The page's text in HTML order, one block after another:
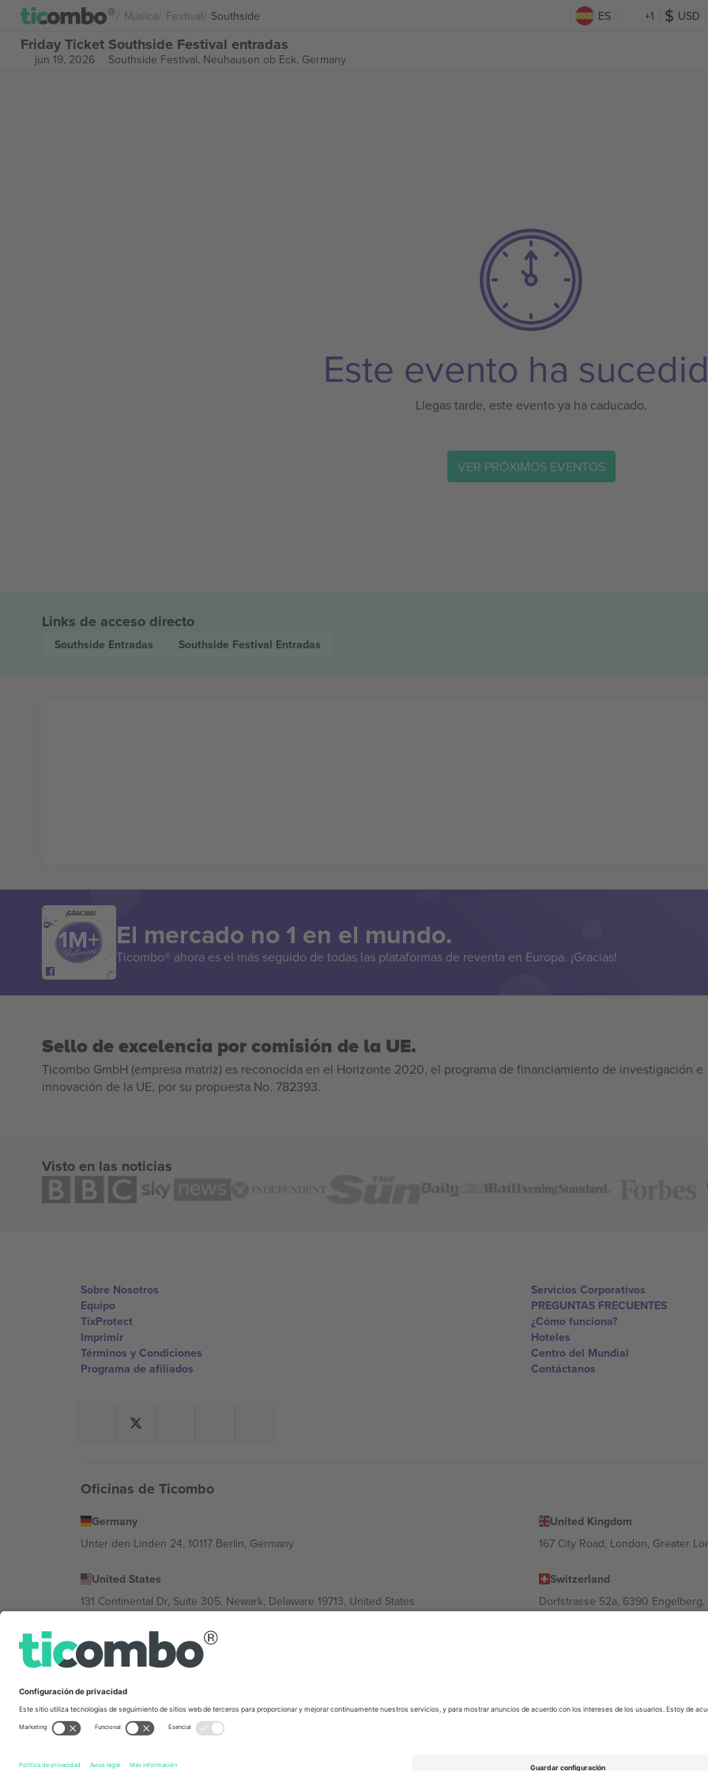
Música Festival Southside ES +1 USD
Friday Ticket Southside Festival entradas
jun 19, 2026 Southside Festival, Neuhausen ob Eck, Germany
Este evento ha
Llegas tarde, este evento ya ha caducado.
VER PRÓXIMOS EVENTOS
Links de acceso directo
Southside Entradas Southside Festival Entradas
¡GRACIAS!
El mercado no 1 en el mundo.
Ticombo® ahora es el más seguido de todas las plataformas de reventa en Europa. ¡Gracias!
Sello de excelencia por comisión de la UE.
Ticombo GmbH (empresa matriz) es reconocida en el Horizonte 2020, el programa de financiamiento de investigación e
innovación de la UE, por su propuesta No. 782393.
Visto en las noticias
Sobre Nosotros
Equipo
TixProtect
Imprimir
Términos y Condiciones
Programa de afiliados
Servicios Corporativos
PREGUNTAS FRECUENTES
¿Cómo funciona?
Hoteles
Centro del Mundial
Contáctanos
Oficinas de Ticombo
Germany
Unter den Linden 24, 10117 Berlin, Germany
United Kingdom
167 City Road, London, Greater
United States
131 Continental Dr, Suite 305, Newark, Delaware 19713, United States
Switzerland
Dorfstrasse 52a, 6390
Bulgaria
Regus Sofia City West, bul Totleben 53-55, 1606 Sofia, Bulgaria
Mexico
Av Chapultepec 360, Roma Norte, Cuauhtémoc, 06700 Ciudad de México, CDMX, Mexico
pie de imprenta y las condiciones.,
© 2026 Ticombo. Todos los derechos reservados.